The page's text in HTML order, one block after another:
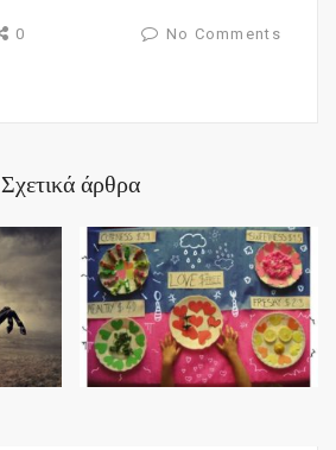
0 No Comments
Σχετικά άρθρα